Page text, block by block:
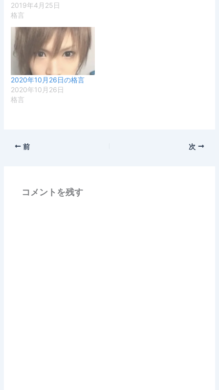
2019年4月25日
格言
2020年10月26日の格言
2020年10月26日
格言
前 次
コメントを残す